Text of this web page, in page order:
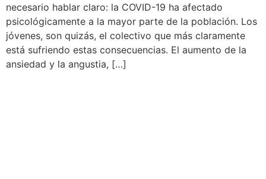
necesario hablar claro: la COVID-19 ha afectado
psicológicamente a la mayor parte de la población. Los
jóvenes, son quizás, el colectivo que más claramente
está sufriendo estas consecuencias. El aumento de la
ansiedad y la angustia, […]